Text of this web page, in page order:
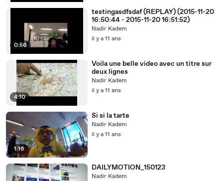
0:56
testingasdfsdaf (REPLAY) (2015-11-20
16:50:44 - 2015-11-20 16:51:52)
Nadir Kadem
il y a 11 ans
4:10
Voila une belle video avec un titre sur
deux lignes
Nadir Kadem
il y a 11 ans
1:16
Si si la tarte
Nadir Kadem
il y a 11 ans
DAILYMOTION_150123
Nadir Kadem